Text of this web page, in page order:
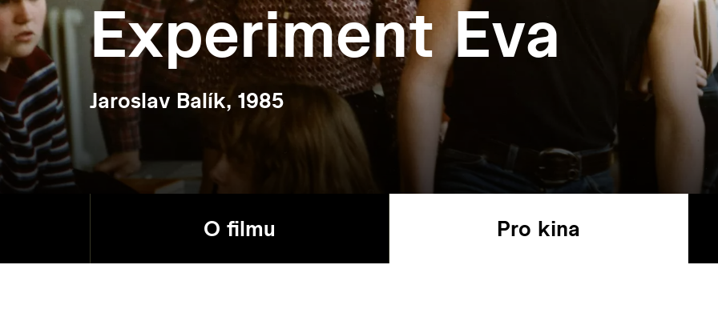
Experiment Eva
Jaroslav Balík, 1985
O filmu Pro kina